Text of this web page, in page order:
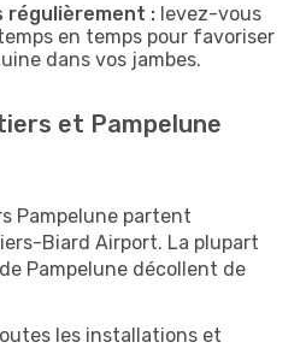
régulièrement : levez-vous
en temps pour favoriser
dans vos jambes.
et Pampelune
Pampelune partent
Biard Airport. La plupart
Pampelune décollent de
les installations et